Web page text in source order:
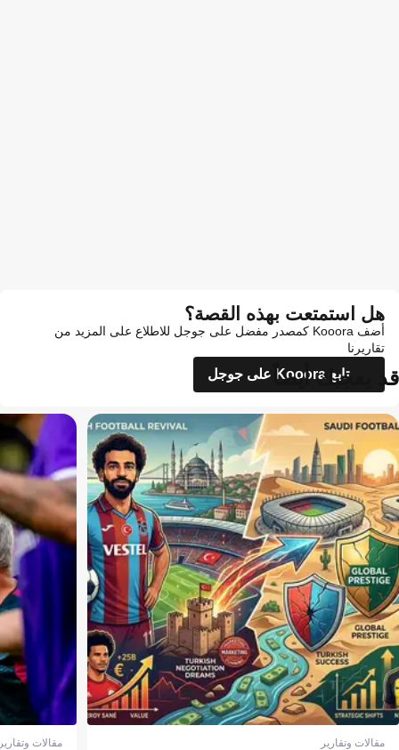
هل استمتعت بهذه القصة؟
أضف Kooora كمصدر مفضل على جوجل للاطلاع على المزيد من
تقاريرنا
تابع Kooora على جوجل
قد يعجبك أيضاً
مقالات وتقارير مقالات